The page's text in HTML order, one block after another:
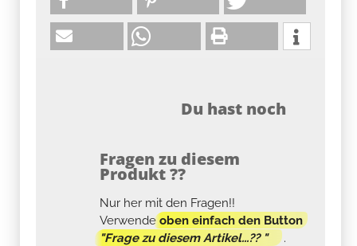
Du hast noch
Fragen zu diesem
Produkt ??
Nur her mit den Fragen!!
Verwendeoben einfach den Button
"Frage zu diesem Artikel...?? "
.